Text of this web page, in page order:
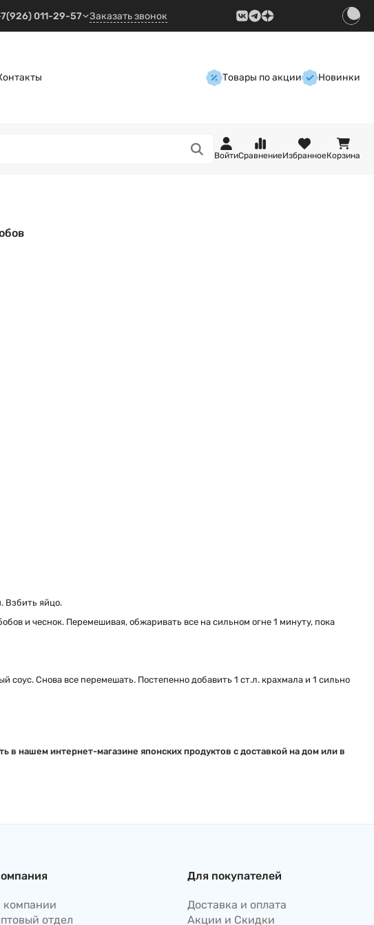
011-29-57 Заказать звонок
Товары по акции Новинки
ВойтиСравнениеИзбранноеКорзина
Взбить яйцо.
и чеснок. Перемешивая, обжаривать все на сильном огне 1 минуту, пока
Снова все перемешать. Постепенно добавить 1 ст.л. крахмала и 1 сильно
в нашем интернет-магазине японских продуктов с доставкой на дом или в
компании
отдел
Для покупателей
Доставка и оплата
Акции и Скидки